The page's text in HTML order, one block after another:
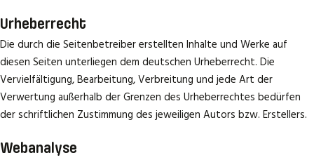
Urheberrecht
Die durch die Seitenbetreiber erstellten Inhalte und Werke auf
diesen Seiten unterliegen dem deutschen Urheberrecht. Die
Vervielfältigung, Bearbeitung, Verbreitung und jede Art der
Verwertung außerhalb der Grenzen des Urheberrechtes bedürfen
der schriftlichen Zustimmung des jeweiligen Autors bzw. Erstellers.
Webanalyse